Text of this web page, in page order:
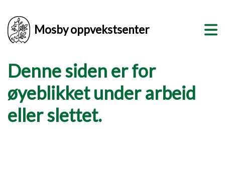
Mosby oppvekstsenter
Denne siden er for
øyeblikket under arbeid
eller slettet.